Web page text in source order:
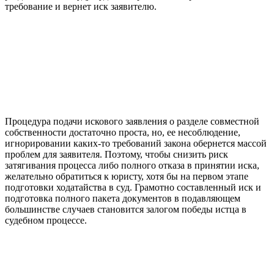
требование и вернет иск заявителю.
Процедура подачи искового заявления о разделе совместной
собственности достаточно проста, но, ее несоблюдение,
игнорировании каких-то требований закона обернется массой
проблем для заявителя. Поэтому, чтобы снизить риск
затягивания процесса либо полного отказа в принятии иска,
желательно обратиться к юристу, хотя бы на первом этапе
подготовки ходатайства в суд. Грамотно составленный иск и
подготовка полного пакета документов в подавляющем
большинстве случаев становится залогом победы истца в
судебном процессе.